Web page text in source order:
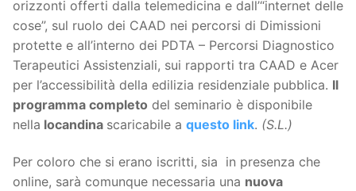
orizzonti offerti dalla telemedicina e dall’“internet delle
cose”, sul ruolo dei CAAD nei percorsi di Dimissioni
protette e all’interno dei PDTA – Percorsi Diagnostico
Terapeutici Assistenziali, sui rapporti tra CAAD e Acer
per l’accessibilità della edilizia residenziale pubblica. Il
programma completo del seminario è disponibile
nella locandina scaricabile a questo link. (S.L.)
Per coloro che si erano iscritti, sia in presenza che
online, sarà comunque necessaria una nuova